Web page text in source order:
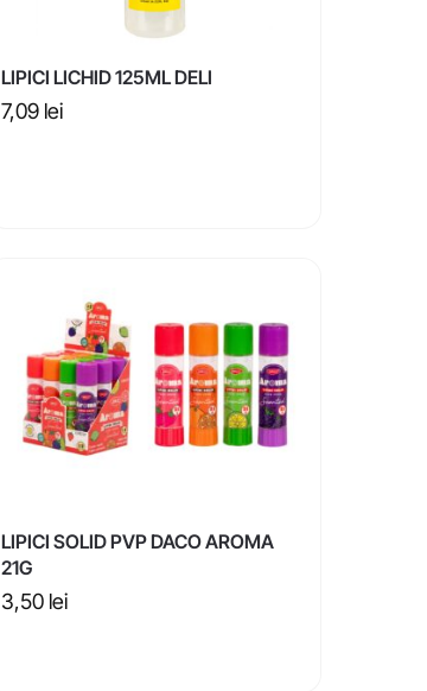
LIPICI LICHID 125ML DELI
7,09 lei
LIPICI SOLID PVP DACO AROMA
21G
3,50 lei